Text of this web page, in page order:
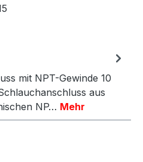
mit NPT-Gewinde 10
aus
NP… Mehr